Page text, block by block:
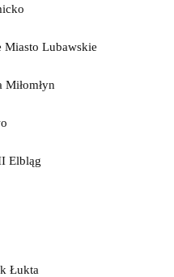
Miasto Lubawskie
Miłomłyn
Elbląg
Łukta